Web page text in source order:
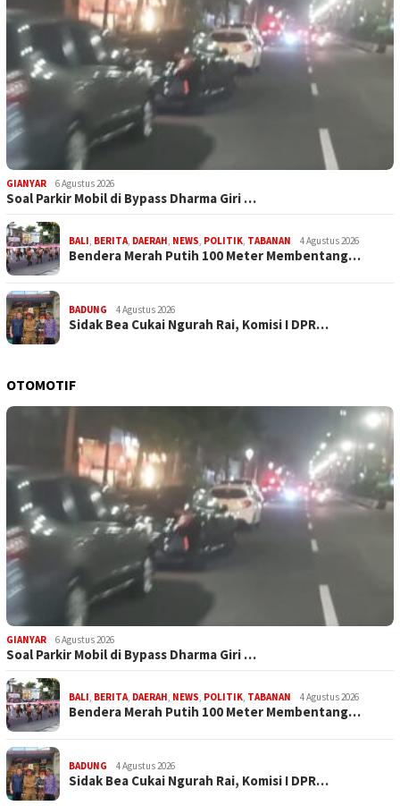
GIANYAR 6 Agustus 2026
Soal Parkir Mobil di Bypass Dharma Giri …
BALI, BERITA, DAERAH, NEWS, POLITIK, TABANAN 4 Agustus 2026
Bendera Merah Putih 100 Meter Membentang…
BADUNG 4 Agustus 2026
Sidak Bea Cukai Ngurah Rai, Komisi I DPR…
OTOMOTIF
GIANYAR 6 Agustus 2026
Soal Parkir Mobil di Bypass Dharma Giri …
BALI, BERITA, DAERAH, NEWS, POLITIK, TABANAN 4 Agustus 2026
Bendera Merah Putih 100 Meter Membentang…
BADUNG 4 Agustus 2026
Sidak Bea Cukai Ngurah Rai, Komisi I DPR…